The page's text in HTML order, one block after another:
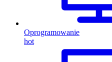
Oprogramowanie
hot